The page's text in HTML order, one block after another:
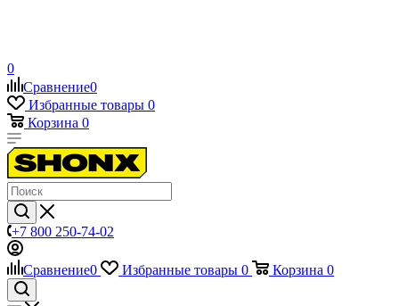
0
Сравнение0
Избранные товары 0
Корзина 0
+7 800 250-74-02
Сравнение0 Избранные товары 0 Корзина 0